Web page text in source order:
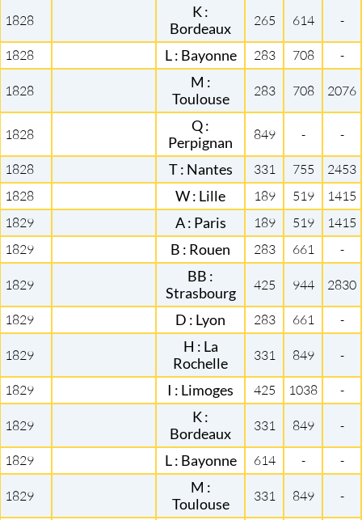
1828
K :
Bordeaux
265 614 -
1828 L : Bayonne 283 708 -
1828
M :
Toulouse
283 708 2076
1828
Q :
Perpignan
849 - -
1828 T : Nantes 331 755
2453
1828
W : Lille 189 519
1415
1829
A : Paris 189 519
1415
1829
B : Rouen 283 661 -
1829
BB :
Strasbourg
425 944 2830
1829 D : Lyon 283 661 -
1829
H : La
Rochelle
331 849 -
1829 I : Limoges 425 1038 -
1829
K :
Bordeaux
331 849 -
1829 L : Bayonne 614 - -
1829
M :
Toulouse
331 849 -